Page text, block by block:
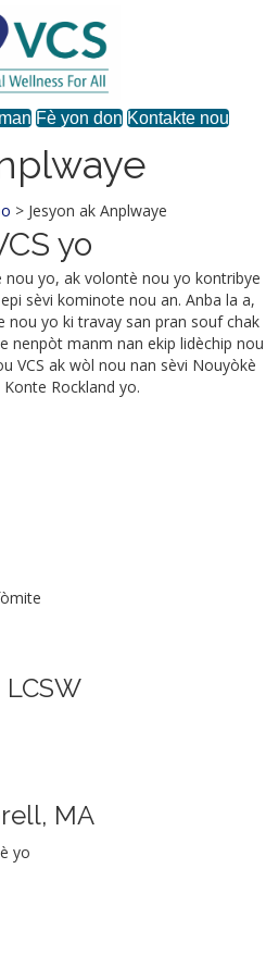
Fè yon don Kontakte nou
> Jesyon ak Anplwaye
yo
yo, ak volontè nou yo kontribye
sèvi kominote nou an. Anba la a,
nou yo ki travay san pran souf chak
nenpòt manm nan ekip lidèchip nou
VCS ak wòl nou nan sèvi Nouyòkè
Rockland yo.
MA
yo